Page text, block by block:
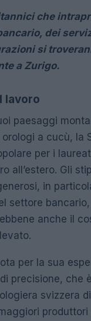
che
dei
si
a Zurigo.
lavoro
paesaggi
a cucù, la
per i
all’estero. Gli
in
settore
anche il
per la sua
precisione, che
svizzera
produttori